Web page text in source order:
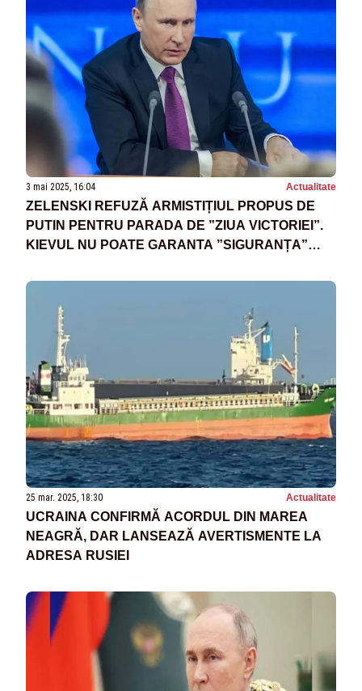
3 mai 2025, 16:04 Actualitate
ZELENSKI REFUZĂ ARMISTIȚIUL PROPUS DE
PUTIN PENTRU PARADA DE ”ZIUA VICTORIEI”.
KIEVUL NU POATE GARANTA ”SIGURANȚA”
25 mar. 2025, 18:30 Actualitate
UCRAINA CONFIRMĂ ACORDUL DIN MAREA
NEAGRĂ, DAR LANSEAZĂ AVERTISMENTE LA
ADRESA RUSIEI